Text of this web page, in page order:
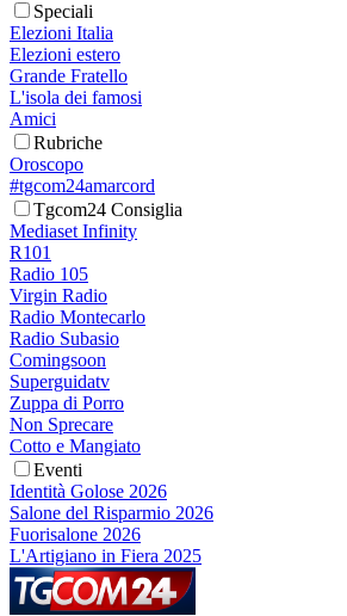
Speciali
Elezioni Italia
Elezioni estero
Grande Fratello
L'isola dei famosi
Amici
Rubriche
Oroscopo
#tgcom24amarcord
Tgcom24 Consiglia
Mediaset Infinity
R101
Radio 105
Virgin Radio
Radio Montecarlo
Radio Subasio
Comingsoon
Superguidatv
Zuppa di Porro
Non Sprecare
Cotto e Mangiato
Eventi
Identità Golose 2026
Salone del Risparmio 2026
Fuorisalone 2026
L'Artigiano in Fiera 2025